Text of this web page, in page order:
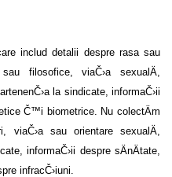
includ detalii despre rasa sau
filosofice, viaČ›a sexualÄ,
la sindicate, informaČ›ii
Č™i biometrice.
Nu colectÄm
viaČ›a sau orientare sexualÄ,
informaČ›ii despre sÄnÄtate,
infracČ›iuni.